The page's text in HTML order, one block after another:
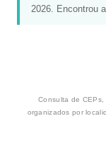
2026. Encontrou
Consulta de
organizados por